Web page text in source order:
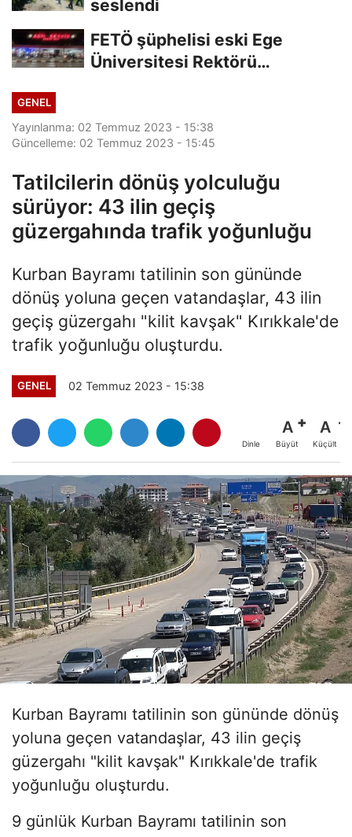
seslendi
FETÖ şüphelisi eski Ege
Üniversitesi Rektörü
GENEL
Yayınlanma: 02 Temmuz 2023 - 15:38
Güncelleme: 02 Temmuz 2023 - 15:45
Tatilcilerin dönüş yolculuğu
sürüyor: 43 ilin geçiş
güzergahında trafik yoğunluğu
Kurban Bayramı tatilinin son gününde
dönüş yoluna geçen vatandaşlar, 43 ilin
geçiş güzergahı "kilit kavşak" Kırıkkale'de
trafik yoğunluğu oluşturdu.
GENEL 02 Temmuz 2023 - 15:38
Dinle
A
Büyüt
A
Küçült
Kurban Bayramı tatilinin son gününde dönüş
yoluna geçen vatandaşlar, 43 ilin geçiş
güzergahı "kilit kavşak" Kırıkkale'de trafik
yoğunluğu oluşturdu.
9 günlük Kurban Bayramı tatilinin son